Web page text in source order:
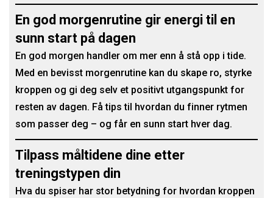
En god morgenrutine gir energi til en
sunn start på dagen
En god morgen handler om mer enn å stå opp i tide.
Med en bevisst morgenrutine kan du skape ro, styrke
kroppen og gi deg selv et positivt utgangspunkt for
resten av dagen. Få tips til hvordan du finner rytmen
som passer deg – og får en sunn start hver dag.
Tilpass måltidene dine etter
treningstypen din
Hva du spiser har stor betydning for hvordan kroppen